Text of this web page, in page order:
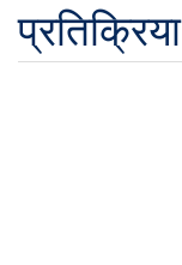
प्रतिक्रिया